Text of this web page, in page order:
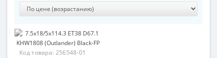
Код товара: 256548-01